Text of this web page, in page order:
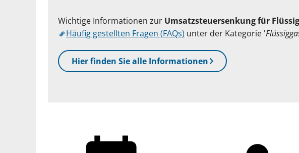
Wichtige Informationen zur Umsatzsteuersenkung für
Häufig gestellten Fragen (FAQs) unter der Kategorie '
Hier finden Sie alle Informationen